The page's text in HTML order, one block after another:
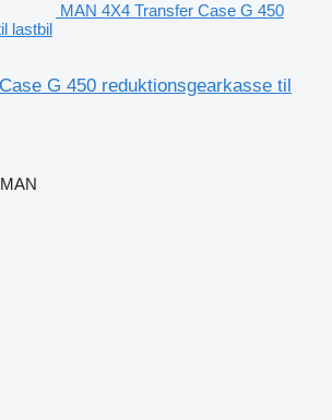
MAN 4X4 Transfer Case G 450
lastbil
G 450 reduktionsgearkasse til
MAN